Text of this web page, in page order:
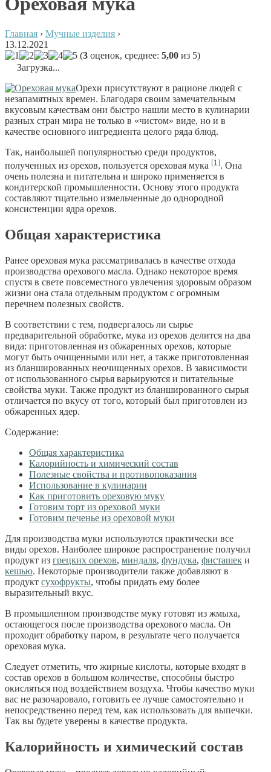
Главная › Мучные изделия ›
13.12.2021
(3 оценок, среднее: 5,00 из 5)
Загрузка...
Орехи присутствуют в рационе людей с
незапамятных времен. Благодаря своим замечательным
вкусовым качествам они быстро нашли место в кулинарии
разных стран мира не только в «чистом» виде, но и в
качестве основного ингредиента целого ряда блюд.
Так, наибольшей популярностью среди продуктов,
полученных из орехов, пользуется ореховая мука [1]. Она
очень полезна и питательна и широко применяется в
кондитерской промышленности. Основу этого продукта
составляют тщательно измельченные до однородной
консистенции ядра орехов.
Общая характеристика
Ранее ореховая мука рассматривалась в качестве отхода
производства орехового масла. Однако некоторое время
спустя в свете повсеместного увлечения здоровым образом
жизни она стала отдельным продуктом с огромным
перечнем полезных свойств.
В соответствии с тем, подвергалось ли сырье
предварительной обработке, мука из орехов делится на два
вида: приготовленная из обжаренных орехов, которые
могут быть очищенными или нет, а также приготовленная
из бланшированных неочищенных орехов. В зависимости
от использованного сырья варьируются и питательные
свойства муки. Также продукт из бланшированного сырья
отличается по вкусу от того, который был приготовлен из
обжаренных ядер.
Содержание:
Общая характеристика
Калорийность и химический состав
Полезные свойства и противопоказания
Использование в кулинарии
Как приготовить ореховую муку
Готовим торт из ореховой муки
Готовим печенье из ореховой муки
Для производства муки используются практически все
виды орехов. Наиболее широкое распространение получил
продукт из грецких орехов, миндаля, фундука, фисташек и
кешью. Некоторые производители также добавляют в
продукт сухофрукты, чтобы придать ему более
выразительный вкус.
В промышленном производстве муку готовят из жмыха,
остающегося после производства орехового масла. Он
проходит обработку паром, в результате чего получается
ореховая мука.
Следует отметить, что жирные кислоты, которые входят в
состав орехов в большом количестве, способны быстро
окисляться под воздействием воздуха. Чтобы качество муки
вас не разочаровало, готовить ее лучше самостоятельно и
непосредственно перед тем, как использовать для выпечки.
Так вы будете уверены в качестве продукта.
Калорийность и химический состав